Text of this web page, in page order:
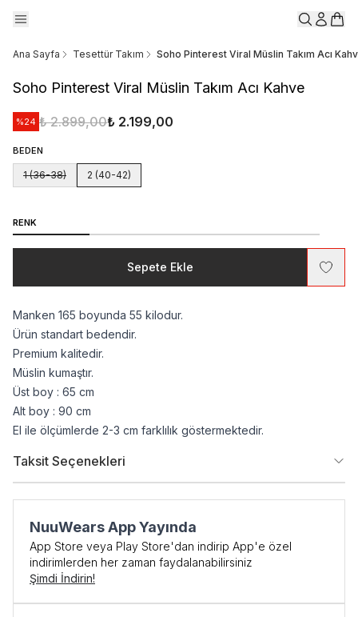
Ana Sayfa Tesettür Takım Soho Pinterest Viral Müslin Takım Acı
Soho Pinterest Viral Müslin Takım Acı Kahve
%24 ₺ 2.899,00₺ 2.199,00
BEDEN
1 (36-38) 2 (40-42)
RENK
Sepete Ekle
Manken 165 boyunda 55 kilodur.
Ürün standart bedendir.
Premium kalitedir.
Müslin kumaştır.
Üst boy : 65 cm
Alt boy : 90 cm
El ile ölçümlerde 2-3 cm farklılık göstermektedir.
Taksit Seçenekleri
NuuWears App Yayında
App Store veya Play Store'dan indirip App'e özel
indirimlerden her zaman faydalanabilirsiniz
Şimdi İndirin!